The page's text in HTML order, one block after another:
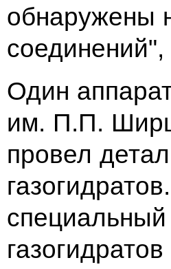
обнаружены
Один
им. П.П.
провел